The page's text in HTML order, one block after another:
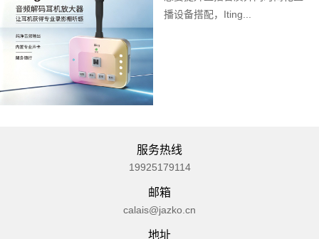
播设备搭配，Iting...
服务热线
19925179114
邮箱
calais@jazko.cn
地址